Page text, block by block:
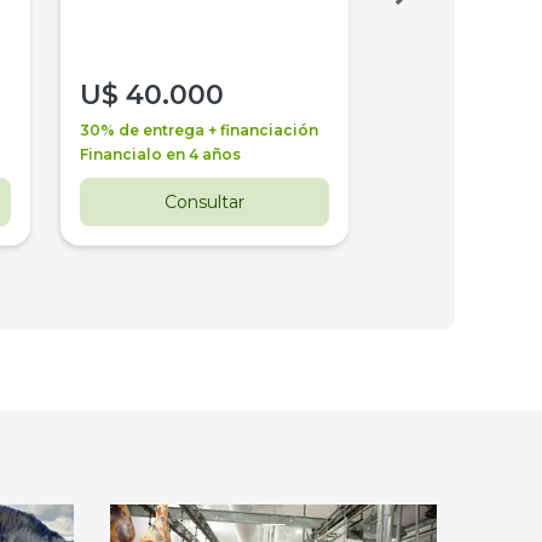
U$ 40.000
30% de entrega + financiación
Financialo en 4 años
Consultar